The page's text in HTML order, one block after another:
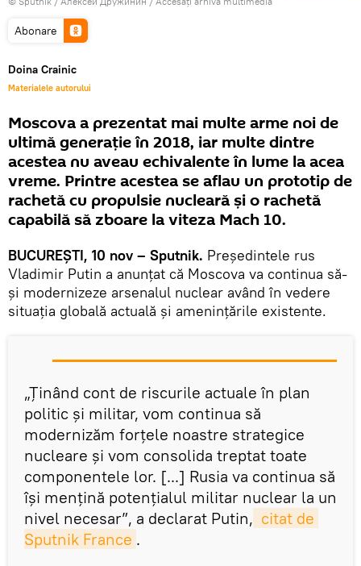
Abonare
Doina Crainic
Materialele autorului
Moscova a prezentat mai multe arme noi de
ultimă generație în 2018, iar multe dintre
acestea nu aveau echivalente în lume la acea
vreme. Printre acestea se aflau un prototip de
rachetă cu propulsie nucleară și o rachetă
capabilă să zboare la viteza Mach 10.
BUCUREŞTI, 10 nov – Sputnik. Președintele rus
Vladimir Putin a anunțat că Moscova va continua să-
și modernizeze arsenalul nuclear având în vedere
situația globală actuală și amenințările existente.
„Ținând cont de riscurile actuale în plan
politic și militar, vom continua să
modernizăm forțele noastre strategice
nucleare și vom consolida treptat toate
componentele lor. [...] Rusia va continua să
își mențină potențialul militar nuclear la un
nivel necesar”, a declarat Putin, citat de
Sputnik France .